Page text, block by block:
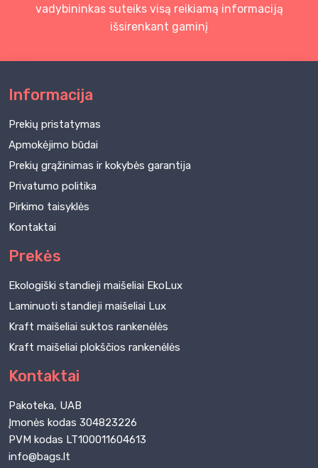
vadybininkas suteiks visą reikiamą informaciją
išsirenkant gaminį
Informacija
Prekių pristatymas
Apmokėjimo būdai
Prekių grąžinimas ir kokybės garantija
Privatumo politika
Pirkimo taisyklės
Kontaktai
Prekės
Ekologiški standieji maišeliai EkoLux
Laminuoti standieji maišeliai Lux
Kraft maišeliai suktos rankenėlės
Kraft maišeliai plokščios rankenėlės
Kontaktai
Pakoteka, UAB
Įmonės kodas 304823226
PVM kodas LT100011604613
info@bags.lt